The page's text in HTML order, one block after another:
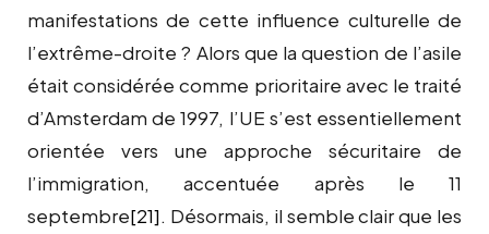
manifestations de cette influence culturelle de
l’extrême-droite ? Alors que la question de l’asile
était considérée comme prioritaire avec le traité
d’Amsterdam de 1997, l’UE s’est essentiellement
orientée vers une approche sécuritaire de
l’immigration, accentuée après le 11
septembre[21]. Désormais, il semble clair que les